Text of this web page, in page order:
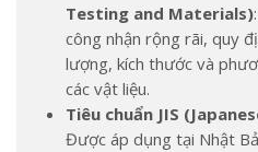
Testing and Materials)
công nhận rộng rãi, quy
lượng, kích thước và
các vật liệu.
Tiêu chuẩn JIS
Được áp dụng tại Nhật